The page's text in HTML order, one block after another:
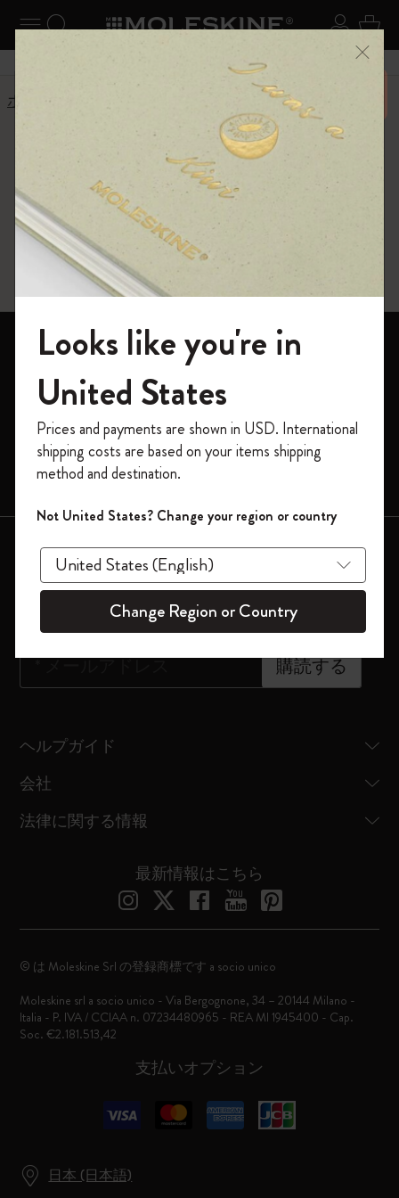
ナビゲーションの切替 ログ
検索 (キーワードなど) カ
6,500円以上のご購入で送料無料 メニ
ーを閉じる
ホーム
ギフト
クリエイティブな発想を高めるギフト
ノートブック
ダイアリー
限定版
バッグ
会員登録はこちら
ニュースレター登録
購読する
*メールアドレス
ヘルプガイド
会社
法律に関する情報
最新情報はこちら
日本 (日本語)
支払いオプション
© は Moleskine Srl の登録商標です a socio unico
Moleskine srl a socio unico - Via Bergognone, 34 – 20144 Milano -
Italia - P. IVA / CCIAA n. 07234480965 - REA MI 1945400 - Cap.
Soc. €2.181.513,42
モレスキンの世界へようこそ
「WELCOME10」を入力すると、初回注
文が10%オフ＋送料無料になります。セ
ール・アウトレット品は適用外。
Moleskineアカウントを作成して限定オフ
ァーや会員特典、さらに多くのインスピ
レーションを手に入れましょう。
今すぐ会員登録 !
Looks like you're in
United States
Prices and payments are shown in USD. International
shipping costs are based on your items shipping
method and destination.
Not United States? Change your region or country
Change Region or Country